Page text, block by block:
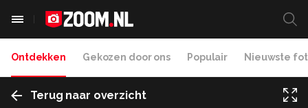
Ontdekken Gekozen door ons Populair Nieuwste
Terug naar overzicht